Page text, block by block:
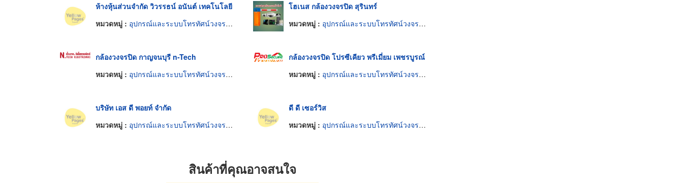
ห้างหุ้นส่วนจำกัด วิวรรธน์ อนันต์ เทคโนโลยี
หมวดหมู่ : อุปกรณ์และระบบโทรทัศน์วงจรปิด
โฮเนส กล้องวงจรปิด สุรินทร์
หมวดหมู่ : อุปกรณ์และระบบโทรทัศน์วงจรปิด
กล้องวงจรปิด กาญจนบุรี n-Tech
หมวดหมู่ : อุปกรณ์และระบบโทรทัศน์วงจรปิด
กล้องวงจรปิด โปรซีเคียว พรีเมี่ยม เพชรบูรณ์
หมวดหมู่ : อุปกรณ์และระบบโทรทัศน์วงจรปิด
บริษัท เอส ดี พอยท์ จำกัด
หมวดหมู่ : อุปกรณ์และระบบโทรทัศน์วงจรปิด
ดี ดี เซอร์วิส
หมวดหมู่ : อุปกรณ์และระบบโทรทัศน์วงจรปิด
สินค้าที่คุณอาจสนใจ